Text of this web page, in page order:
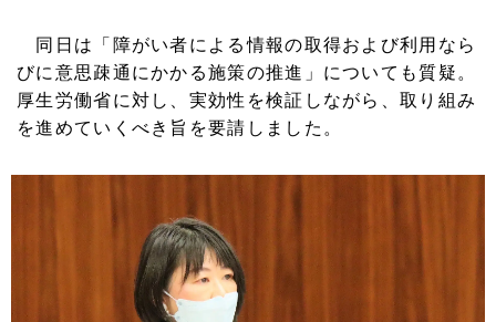
同日は「障がい者による情報の取得および利用なら
びに意思疎通にかかる施策の推進」についても質疑。
厚生労働省に対し、実効性を検証しながら、取り組み
を進めていくべき旨を要請しました。